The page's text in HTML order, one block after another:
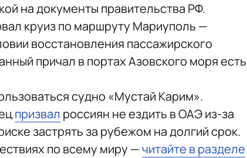
на документы правительства РФ.
круиз по маршруту Мариуполь —
восстановления пассажирского
причал в портах Азовского моря есть
судно «Мустай Карим».
призвал россиян не ездить в ОАЭ из-за
застрять за рубежом на долгий срок.
по всему миру —читайте в разделе